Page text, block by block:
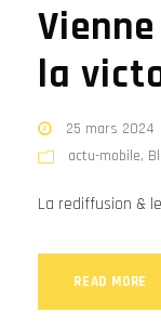
la
25 mars 2024
actu-mobile,
La rediffusion &
READ MORE